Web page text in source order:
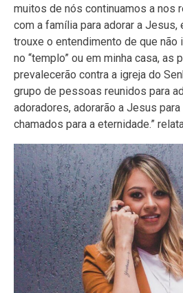
muitos de nós continuamos a nos
com a família para adorar a Jesus,
trouxe o entendimento de que não
no “templo” ou em minha casa, as
prevalecerão contra a igreja do
grupo de pessoas reunidos para
adoradores, adorarão a Jesus
chamados para a eternidade.”